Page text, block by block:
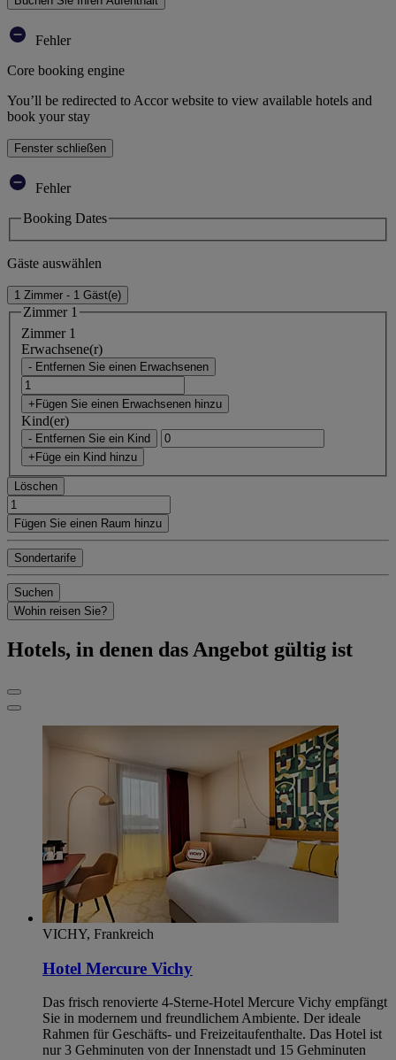
Fehler
Core booking engine
You’ll be redirected to Accor website to view available hotels and
book your stay
Fenster schließen
Fehler
Booking Dates
Gäste auswählen
1 Zimmer - 1 Gäst(e)
Zimmer 1
Zimmer 1
Erwachsene(r)
- Entfernen Sie einen Erwachsenen
+Fügen Sie einen Erwachsenen hinzu
Kind(er)
- Entfernen Sie ein Kind
+Füge ein Kind hinzu
Löschen
Fügen Sie einen Raum hinzu
Sondertarife
Suchen
Wohin reisen Sie?
Hotels, in denen das Angebot gültig ist
VICHY, Frankreich
Hotel Mercure Vichy
Das frisch renovierte 4-Sterne-Hotel Mercure Vichy empfängt
Sie in modernem und freundlichem Ambiente. Der ideale
Rahmen für Geschäfts- und Freizeitaufenthalte. Das Hotel ist
nur 3 Gehminuten von der Innenstadt und 15 Gehminuten